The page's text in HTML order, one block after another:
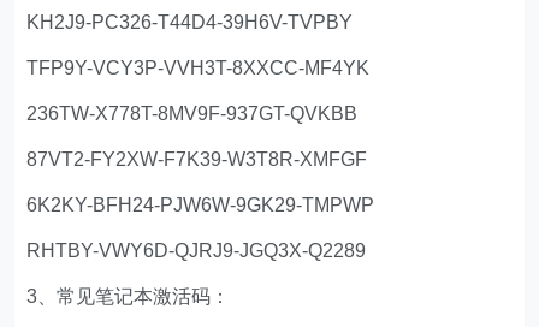
KH2J9-PC326-T44D4-39H6V-TVPBY
TFP9Y-VCY3P-VVH3T-8XXCC-MF4YK
236TW-X778T-8MV9F-937GT-QVKBB
87VT2-FY2XW-F7K39-W3T8R-XMFGF
6K2KY-BFH24-PJW6W-9GK29-TMPWP
RHTBY-VWY6D-QJRJ9-JGQ3X-Q2289
3、常见笔记本激活码：